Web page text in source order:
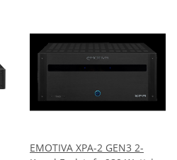
EMOTIVA XPA-2 GEN3 2-